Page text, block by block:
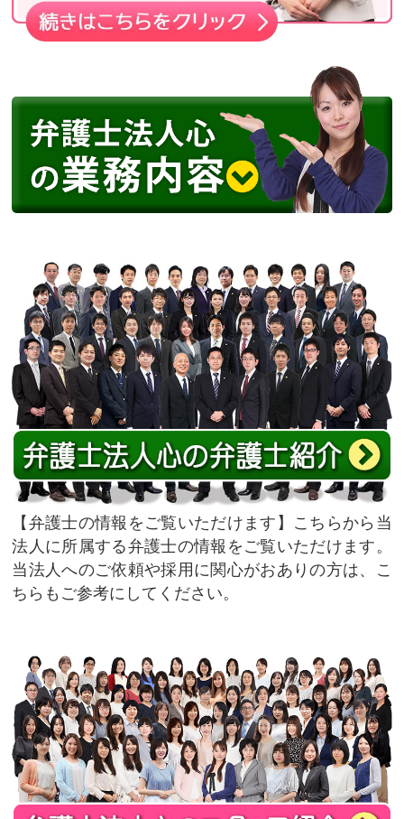
弁護士の情報をご覧いただけます
こちらから当
法人に所属する弁護士の情報をご覧いただけます。
当法人へのご依頼や採用に関心がおありの方は、こ
ちらもご参考にしてください。